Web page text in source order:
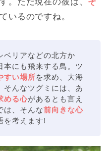
いるのですね。
ベリアなどの北方か
本にも飛来する鳥。ツ
すい場所を求め、大海
そんなツグミには、あ
める心があるとも言え
は、そんな前向きな心
を考えます!